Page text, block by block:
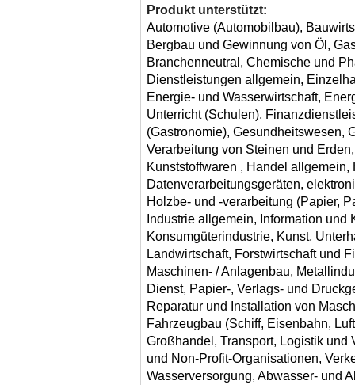
Produkt unterstützt:
Automotive (Automobilbau),
Bergbau und Gewinnung von Öl,
Branchenneutral, Chemische und
Dienstleistungen allgemein,
Energie- und Wasserwirtschaft,
Unterricht (Schulen),
(Gastronomie), Gesundheitswesen,
Verarbeitung von Steinen und
Kunststoffwaren , Handel
Datenverarbeitungsgeräten,
Holzbe- und -verarbeitung (Papier,
Industrie allgemein, Information
Konsumgüterindustrie, Kunst,
Landwirtschaft, Forstwirtschaft und
Maschinen- / Anlagenbau,
Dienst, Papier-, Verlags- und
Reparatur und Installation von
Fahrzeugbau (Schiff, Eisenbahn,
Großhandel, Transport, Logistik und
und Non-Profit-Organisationen,
Wasserversorgung, Abwasser- und